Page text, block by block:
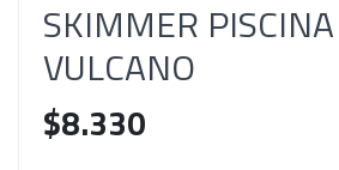
SKIMMER PISCINA
VULCANO
$8.330